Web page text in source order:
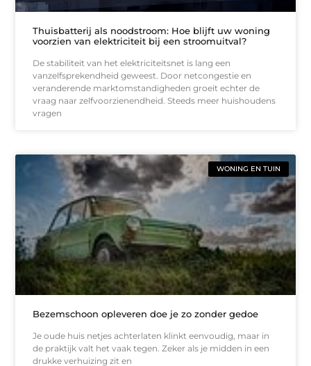
Thuisbatterij als noodstroom: Hoe blijft uw woning
voorzien van elektriciteit bij een stroomuitval?
De stabiliteit van het elektriciteitsnet is lang een
vanzelfsprekendheid geweest. Door netcongestie en
veranderende marktomstandigheden groeit echter de
vraag naar zelfvoorzienendheid. Steeds meer huishoudens
vragen
WONING EN TUIN
Bezemschoon opleveren doe je zo zonder gedoe
Je oude huis netjes achterlaten klinkt eenvoudig, maar in
de praktijk valt het vaak tegen. Zeker als je midden in een
drukke verhuizing zit en